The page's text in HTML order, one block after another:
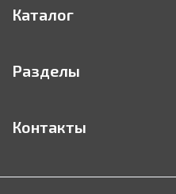
Каталог
Разделы
Контакты